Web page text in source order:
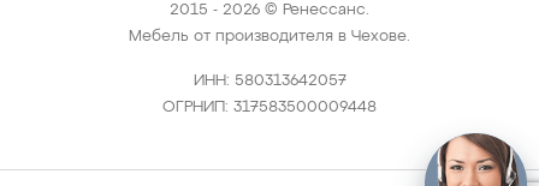
2015 - 2026 © Ренессанс.
Мебель от производителя в Чехове.
ИНН: 580313642057
ОГРНИП: 317583500009448